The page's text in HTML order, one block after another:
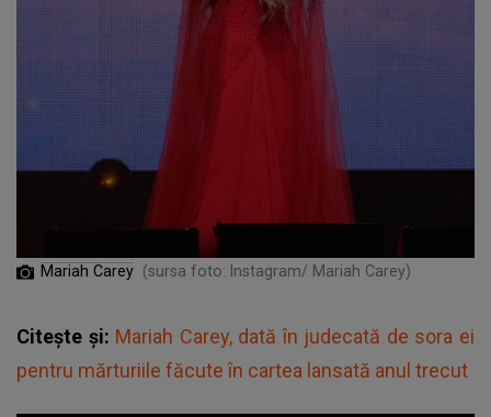
Mariah Carey (sursa foto: Instagram/ Mariah Carey)
Citește și: Mariah Carey, dată în judecată de sora ei
pentru mărturiile făcute în cartea lansată anul trecut